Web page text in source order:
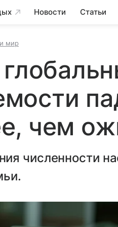
Новости Статьи
мир
чем
численности